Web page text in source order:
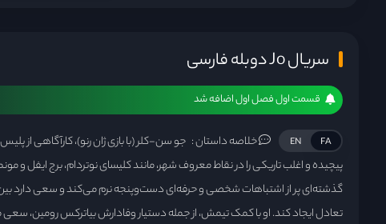
سریال Jo دوبله فارسی
قسمت اول فصل اول اضافه شد
FA
EN خلاصه داستان : جو سن-کلر (با بازی ژان رنو)، کارآگاهی از
پیچیده و اغلب تاریکی را در نقاط معروف شهر، مانند کلیسای نوتردام، برج ایفل و
گذشته‌ای پر از اشتباهات شخصی و حرفه‌ای دست‌وپنجه نرم می‌کند و سعی دارد
تعادل ایجاد کند. او با کمک تیمش، از جمله دستیار وفادارش بیاترکس رومین، سعی